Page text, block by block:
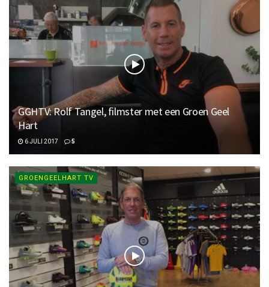
GGHTV: Rolf Tangel, filmster met een Groen Geel
Hart
6 JULI 2017 5
GROENGEELHART TV